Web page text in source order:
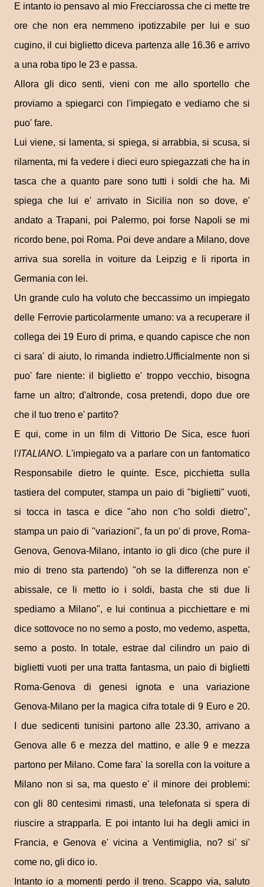
E intanto io pensavo al mio Frecciarossa che ci mette tre
ore che non era nemmeno ipotizzabile per lui e suo
cugino, il cui biglietto diceva partenza alle 16.36 e arrivo
a una roba tipo le 23 e passa.
Allora gli dico senti, vieni con me allo sportello che
proviamo a spiegarci con l'impiegato e vediamo che si
puo' fare.
Lui viene, si lamenta, si spiega, si arrabbia, si scusa, si
rilamenta, mi fa vedere i dieci euro spiegazzati che ha in
tasca che a quanto pare sono tutti i soldi che ha. Mi
spiega che lui e' arrivato in Sicilia non so dove, e'
andato a Trapani, poi Palermo, poi forse Napoli se mi
ricordo bene, poi Roma. Poi deve andare a Milano, dove
arriva sua sorella in voiture da Leipzig e li riporta in
Germania con lei.
Un grande culo ha voluto che beccassimo un impiegato
delle Ferrovie particolarmente umano: va a recuperare il
collega dei 19 Euro di prima, e quando capisce che non
ci sara' di aiuto, lo rimanda indietro.Ufficialmente non si
puo' fare niente: il biglietto e' troppo vecchio, bisogna
farne un altro; d'altronde, cosa pretendi, dopo due ore
che il tuo treno e' partito?
E qui, come in un film di Vittorio De Sica, esce fuori
l'ITALIANO. L'impiegato va a parlare con un fantomatico
Responsabile dietro le quinte. Esce, picchietta sulla
tastiera del computer, stampa un paio di "biglietti" vuoti,
si tocca in tasca e dice "aho non c'ho soldi dietro",
stampa un paio di "variazioni", fa un po' di prove, Roma-
Genova, Genova-Milano, intanto io gli dico (che pure il
mio di treno sta partendo) "oh se la differenza non e'
abissale, ce li metto io i soldi, basta che sti due li
spediamo a Milano", e lui continua a picchiettare e mi
dice sottovoce no no semo a posto, mo vedemo, aspetta,
semo a posto. In totale, estrae dal cilindro un paio di
biglietti vuoti per una tratta fantasma, un paio di biglietti
Roma-Genova di genesi ignota e una variazione
Genova-Milano per la magica cifra totale di 9 Euro e 20.
I due sedicenti tunisini partono alle 23.30, arrivano a
Genova alle 6 e mezza del mattino, e alle 9 e mezza
partono per Milano. Come fara' la sorella con la voiture a
Milano non si sa, ma questo e' il minore dei problemi:
con gli 80 centesimi rimasti, una telefonata si spera di
riuscire a strapparla. E poi intanto lui ha degli amici in
Francia, e Genova e' vicina a Ventimiglia, no? si' si'
come no, gli dico io.
Intanto io a momenti perdo il treno. Scappo via, saluto